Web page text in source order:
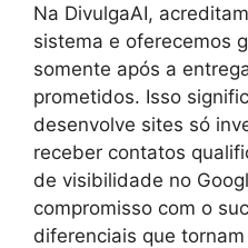
Na DivulgaAI,
sistema e oferecemos
somente após a
prometidos. Isso
desenvolve sites só
receber contatos
de visibilidade no
compromisso com o
diferenciais que